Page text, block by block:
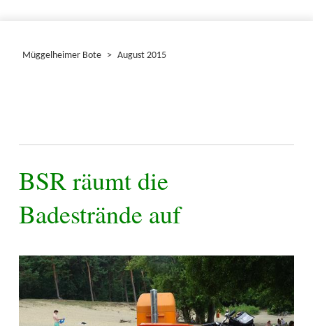
Müggelheimer Bote > August 2015
BSR räumt die
Badestrände auf